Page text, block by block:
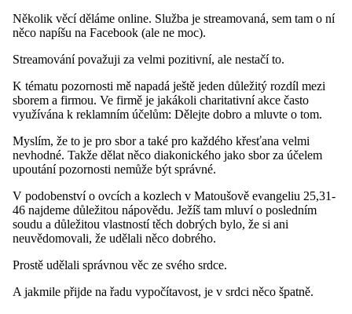
Několik věcí děláme online. Služba je streamovaná, sem tam o ní
něco napíšu na Facebook (ale ne moc).
Streamování považuji za velmi pozitivní, ale nestačí to.
K tématu pozornosti mě napadá ještě jeden důležitý rozdíl mezi
sborem a firmou. Ve firmě je jakákoli charitativní akce často
využívána k reklamním účelům: Dělejte dobro a mluvte o tom.
Myslím, že to je pro sbor a také pro každého křesťana velmi
nevhodné. Takže dělat něco diakonického jako sbor za účelem
upoutání pozornosti nemůže být správné.
V podobenství o ovcích a kozlech v Matoušově evangeliu 25,31-
46 najdeme důležitou nápovědu. Ježíš tam mluví o posledním
soudu a důležitou vlastností těch dobrých bylo, že si ani
neuvědomovali, že udělali něco dobrého.
Prostě udělali správnou věc ze svého srdce.
A jakmile přijde na řadu vypočítavost, je v srdci něco špatně.